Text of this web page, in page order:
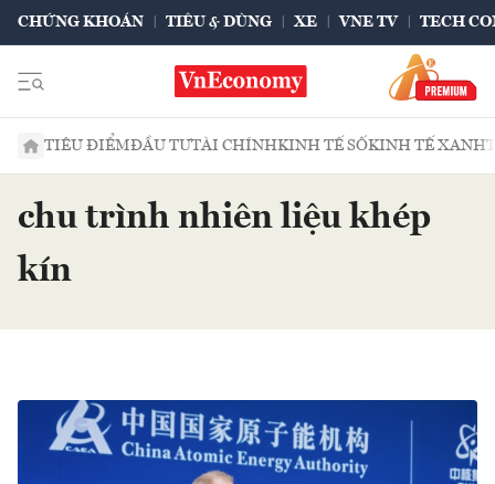
CHỨNG KHOÁN TIÊU & DÙNG XE VNE TV TECH
TIÊU ĐIỂMĐẦU TƯTÀI CHÍNHKINH TẾ SỐKINH TẾ XANH
chu trình nhiên liệu khép
kín